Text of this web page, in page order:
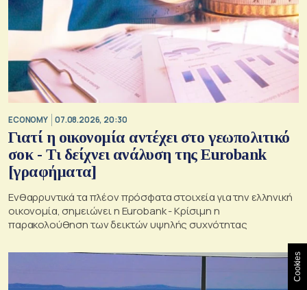
ECONOMY 07.08.2026, 20:30
Γιατί η οικονομία αντέχει στο γεωπολιτικό
σοκ - Τι δείχνει ανάλυση της Eurobank
[γραφήματα]
Ενθαρρυντικά τα πλέον πρόσφατα στοιχεία για την ελληνική
οικονομία, σημειώνει η Eurobank - Kρίσιμη η
παρακολούθηση των δεικτών υψηλής συχνότητας
Cookies